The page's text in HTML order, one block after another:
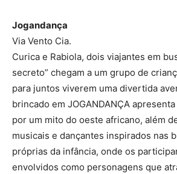
Jogandança
Via Vento Cia.
Curica e Rabiola, dois viajantes em
secreto” chegam a um grupo de
para juntos viverem uma divertida
brincado em JOGANDANÇA
por um mito do oeste africano, além
musicais e dançantes inspirados nas
próprias da infância, onde os
envolvidos como personagens que